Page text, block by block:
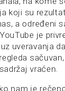
koji su
a određeni
je
uveravanja
vraćen.
nam je